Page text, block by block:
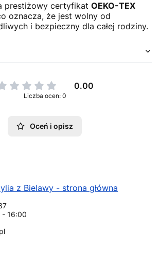
prestiżowy certyfikat OEKO-TEX
oznacza, że jest wolny od
i bezpieczny dla całej rodziny.
0.00
Liczba ocen: 0
Oceń i opisz
16:00